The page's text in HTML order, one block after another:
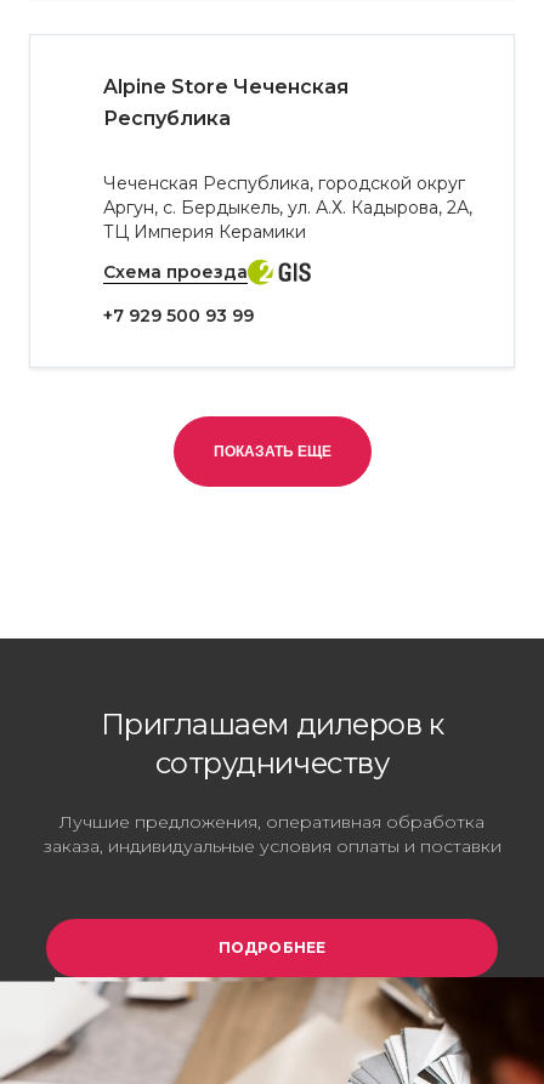
Alpine Store Чеченская
Республика
Чеченская Республика, городской округ
Аргун, с. Бердыкель, ул. А.Х. Кадырова, 2А,
ТЦ Империя Керамики
Схема проезда
+7 929 500 93 99
ПОКАЗАТЬ ЕЩЕ
Приглашаем дилеров к
сотрудничеству
Лучшие предложения, оперативная обработка
заказа, индивидуальные условия оплаты и поставки
ПОДРОБНЕЕ